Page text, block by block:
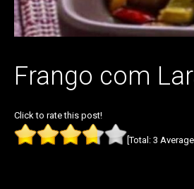
Frango com
Click to rate this post!
[Total: 3